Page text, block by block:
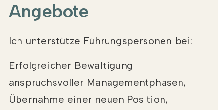
Angebote
Ich unterstütze Führungspersonen bei:
Erfolgreicher Bewältigung
anspruchsvoller Managementphasen,
Übernahme einer neuen Position,